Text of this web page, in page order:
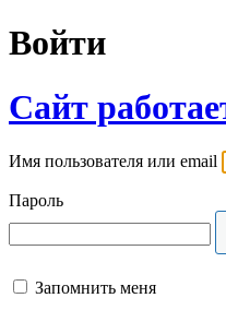
Войти
Сайт
Имя пользователя или email
Пароль
Запомнить меня